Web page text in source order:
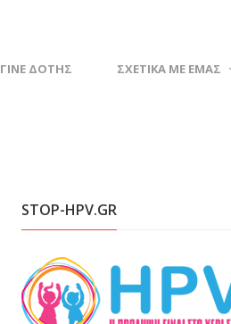
ΓΙΝΕ ΔΟΤΗΣ ΣΧΕΤΙΚΑ ΜΕ ΕΜΑΣ
STOP-HPV.GR